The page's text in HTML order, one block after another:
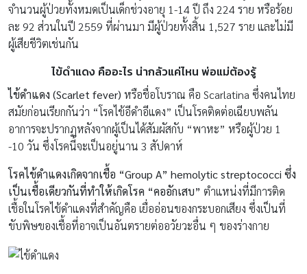
จำนวนผู้ป่วยทั้งหมดเป็นเด็กช่วงอายุ 1-14 ปี ถึง 224 ราย หรือร้อย
ละ 92 ส่วนในปี 2559 ที่ผ่านมา มีผู้ป่วยทั้งสิ้น 1,527 ราย และไม่มี
ผู้เสียชีวิตเช่นกัน
ไข้ดำแดง คืออะไร น่ากลัวแค่ไหน พ่อแม่ต้องรู้
ไข้ดำแดง (Scarlet fever) หรือชื่อโบราณ คือ Scarlatina ซึ่งคนไทย
สมัยก่อนเรียกกันว่า “โรคไข้อีดำอีแดง” เป็นโรคติดต่อเฉียบพลัน
อาการจะปรากฏหลังจากผู้เป็นได้สัมผัสกับ “พาหะ” หรือผู้ป่วย 1
-10 วัน ซึ่งโรคนี้จะเป็นอยู่นาน 3 สัปดาห์
โรคไข้ดำแดงเกิดจากเชื้อ “Group A” hemolytic streptococci ซึ่ง
เป็นเชื้อเดียวกันที่ทำให้เกิดโรค “คออักเสบ” ตำแหน่งที่มีการติด
เชื้อในโรคไข้ดำแดงที่สำคัญคือ เยื่ออ่อนของกระบอกเสียง ซึ่งเป็นที่
ขับพิษของเชื้อที่อาจเป็นอันตรายต่ออวัยวะอื่น ๆ ของร่างกาย